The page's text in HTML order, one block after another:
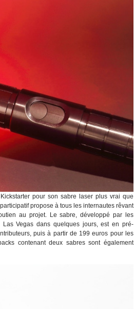
pour son sabre laser plus vrai que
propose à tous les internautes rêvant
au projet. Le sabre, développé par les
Vegas dans quelques jours, est en pré-
puis à partir de 199 euros pour les
contenant deux sabres sont également